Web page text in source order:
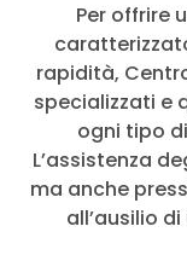
Per offrire
rapidità,
specializzati e
ogni tipo
L’assistenza
ma anche
all’ausilio